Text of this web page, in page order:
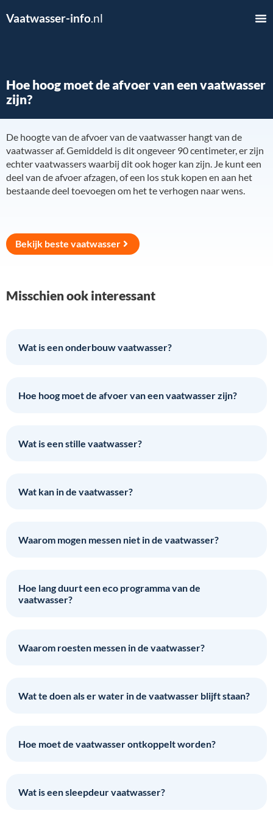
Vaatwasser-info.nl
Hoe hoog moet de afvoer van een vaatwasser
zijn?
De hoogte van de afvoer van de vaatwasser hangt van de
vaatwasser af. Gemiddeld is dit ongeveer 90 centimeter, er zijn
echter vaatwassers waarbij dit ook hoger kan zijn. Je kunt een
deel van de afvoer afzagen, of een los stuk kopen en aan het
bestaande deel toevoegen om het te verhogen naar wens.
Bekijk beste vaatwasser
Misschien ook interessant
Wat is een onderbouw vaatwasser?
Hoe hoog moet de afvoer van een vaatwasser zijn?
Wat is een stille vaatwasser?
Wat kan in de vaatwasser?
Waarom mogen messen niet in de vaatwasser?
Hoe lang duurt een eco programma van de
vaatwasser?
Waarom roesten messen in de vaatwasser?
Wat te doen als er water in de vaatwasser blijft staan?
Hoe moet de vaatwasser ontkoppelt worden?
Wat is een sleepdeur vaatwasser?